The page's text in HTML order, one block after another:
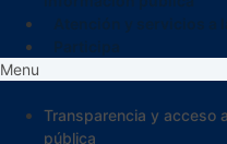
Menu
Transparencia y acceso
pública